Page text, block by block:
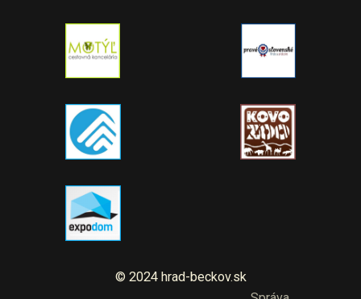
© 2024 hrad-beckov.sk